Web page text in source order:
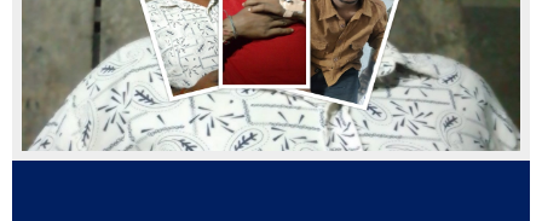
अन्तराष्ट्रिय
अन्तरबार्ता
अर्थ